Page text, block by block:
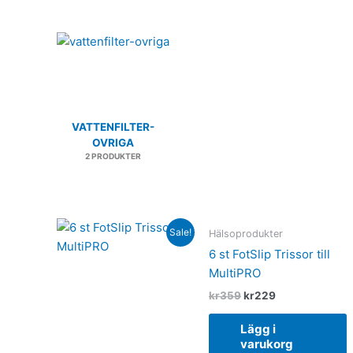
VATTENFILTER-
OVRIGA
2 PRODUKTER
Sale! Hälsoprodukter
6 st FotSlip Trissor till
MultiPRO
kr359
price
was:
kr359.
kr229
price
is:
Lägg i
varukorg